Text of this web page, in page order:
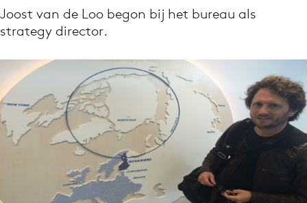
Volg het laatste nieuws via de Adformatie
Menu
9 sept: GenAI-training
Joost van de Loo begon bij het bureau als
strategy director.